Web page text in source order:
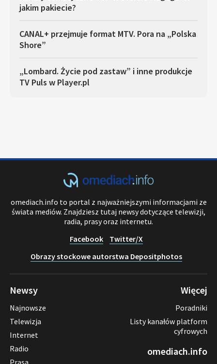
jakim pakiecie?
CANAL+ przejmuje format MTV. Pora na „Polska
Shore”
„Lombard. Życie pod zastaw” i inne produkcje
TV Puls w Player.pl
omediach.info to portal z najważniejszymi informacjami ze
świata mediów. Znajdziesz tutaj newsy dotyczące telewizji,
radia, prasy oraz internetu.
Facebook
Twitter/X
Obrazy stockowe autorstwa Depositphotos
Newsy
Najnowsze
Telewizja
Internet
Radio
Prasa
Więcej
Poradniki
Listy kanałów platform
cyfrowych
omediach.info